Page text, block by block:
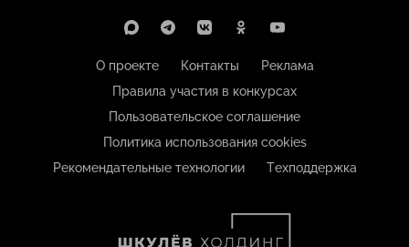
О проекте Контакты
Реклама
Правила участия в конкурсах
Пользовательское соглашение
Политика использования cookies
Рекомендательные технологии
Техподдержка